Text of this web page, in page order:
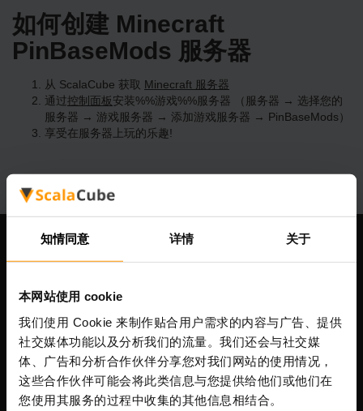
知情同意 详情 关于
本网站使用 cookie
我们使用 Cookie 来制作贴合用户需求的内容与广告、提供
社交媒体功能以及分析我们的流量。我们还会与社交媒
体、广告和分析合作伙伴分享您对我们网站的使用情况，
这些合作伙伴可能会将此类信息与您提供给他们或他们在
您使用其服务的过程中收集的其他信息相结合。
如何创建 Minecraft
PinBaseMods 服务器
从 ScalaCube 获取 Minecraft 服务器
通过控制面板安装%%游戏%%服务器 （服务器 → 选择您的
服务器 → 游戏服务器 → 添加游戏服务器 → PinBaseMods）
享受在服务器上玩的乐趣!
Scalable Hosting Solutions OÜ
注册码: 14652605
增值税号: EE102133820
地址: Harju maakond, Tallinn, Kesklinna linnaosa,
Vesivärava tn 50-201, 10152